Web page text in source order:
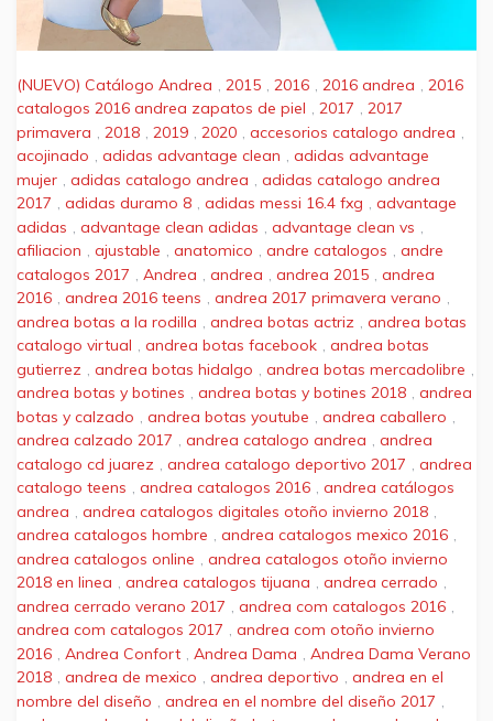
(NUEVO) Catálogo Andrea , 2015 , 2016 , 2016 andrea , 2016
catalogos 2016 andrea zapatos de piel , 2017 , 2017
primavera , 2018 , 2019 , 2020 , accesorios catalogo andrea ,
acojinado , adidas advantage clean , adidas advantage
mujer , adidas catalogo andrea , adidas catalogo andrea
2017 , adidas duramo 8 , adidas messi 16.4 fxg , advantage
adidas , advantage clean adidas , advantage clean vs ,
afiliacion , ajustable , anatomico , andre catalogos , andre
catalogos 2017 , Andrea , andrea , andrea 2015 , andrea
2016 , andrea 2016 teens , andrea 2017 primavera verano ,
andrea botas a la rodilla , andrea botas actriz , andrea botas
catalogo virtual , andrea botas facebook , andrea botas
gutierrez , andrea botas hidalgo , andrea botas mercadolibre ,
andrea botas y botines , andrea botas y botines 2018 , andrea
botas y calzado , andrea botas youtube , andrea caballero ,
andrea calzado 2017 , andrea catalogo andrea , andrea
catalogo cd juarez , andrea catalogo deportivo 2017 , andrea
catalogo teens , andrea catalogos 2016 , andrea catálogos
andrea , andrea catalogos digitales otoño invierno 2018 ,
andrea catalogos hombre , andrea catalogos mexico 2016 ,
andrea catalogos online , andrea catalogos otoño invierno
2018 en linea , andrea catalogos tijuana , andrea cerrado ,
andrea cerrado verano 2017 , andrea com catalogos 2016 ,
andrea com catalogos 2017 , andrea com otoño invierno
2016 , Andrea Confort , Andrea Dama , Andrea Dama Verano
2018 , andrea de mexico , andrea deportivo , andrea en el
nombre del diseño
andrea en el nombre del diseño 2017